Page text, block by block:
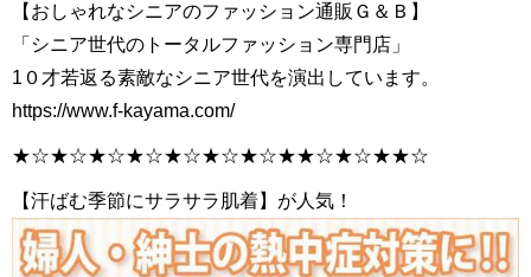
【おしゃれなシニアのファッション通販Ｇ＆Ｂ】
「シニア世代のトータルファッション専門店」
1０才若返る素敵なシニア世代を演出しています。
https://www.f-kayama.com/
★☆★☆★☆★☆★☆★☆★☆★★☆★☆★★☆
【汗ばむ季節にサラサラ肌着】が人気！